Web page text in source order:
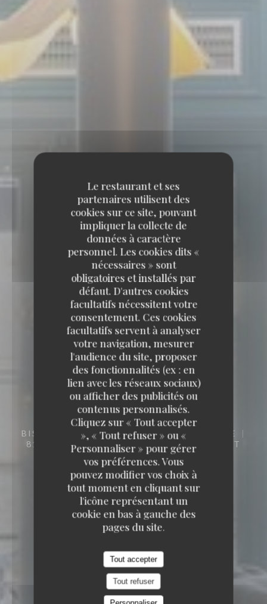
Le restaurant et ses
partenaires utilisent des
cookies sur ce site, pouvant
impliquer la collecte de
données à caractère
personnel. Les cookies dits «
nécessaires » sont
obligatoires et installés par
défaut. D'autres cookies
facultatifs nécessitent votre
consentement. Ces cookies
facultatifs servent à analyser
votre navigation, mesurer
l'audience du site, proposer
des fonctionnalités (ex : en
lien avec les réseaux sociaux)
ou afficher des publicités ou
contenus personnalisés.
Cliquez sur « Tout accepter
», « Tout refuser » ou «
Personnaliser » pour gérer
vos préférences. Vous
pouvez modifier vos choix à
tout moment en cliquant sur
l'icône représentant un
cookie en bas à gauche des
pages du site.
Tout accepter
Tout refuser
MANA'O
BISTROT / CUISINE FRANÇAISE / TERRASSE
81 RUE CHAPTAL 92300 LEVALLOIS-PERRET
MANA'O